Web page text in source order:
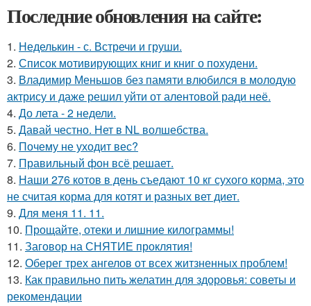
Последние обновления на сайте:
1. Неделькин - с. Встречи и груши.
2. Список мотивирующих книг и книг о похудени.
3. Владимир Меньшов без памяти влюбился в молодую
актрису и даже решил уйти от алентовой ради неё.
4. До лета - 2 недели.
5. Давай честно. Нет в NL волшебства.
6. Почему не уходит вес?
7. Правильный фон всё решает.
8. Наши 276 котов в день съедают 10 кг сухого корма, это
не считая корма для котят и разных вет диет.
9. Для меня 11. 11.
10. Прощайте, отеки и лишние килограммы!
11. Заговор на СНЯТИЕ проклятия!
12. Оберег трех ангелов от всех житзненных проблем!
13. Как правильно пить желатин для здоровья: советы и
рекомендации